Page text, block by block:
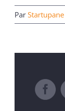
Par Startupane